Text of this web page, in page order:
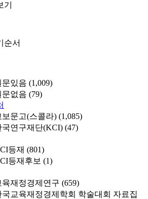
순서
문있음 (1,009)
문없음 (79)
보문고(스콜라) (1,085)
국연구재단(KCI) (47)
등재 (801)
등재후보 (1)
육재정경제연구 (659)
국교육재정경제학회 학술대회 자료집